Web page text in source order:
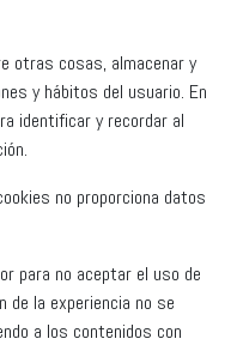
otras cosas, almacenar y
y hábitos del usuario. En
identificar y recordar al
no proporciona datos
para no aceptar el uso de
de la experiencia no se
a los contenidos con